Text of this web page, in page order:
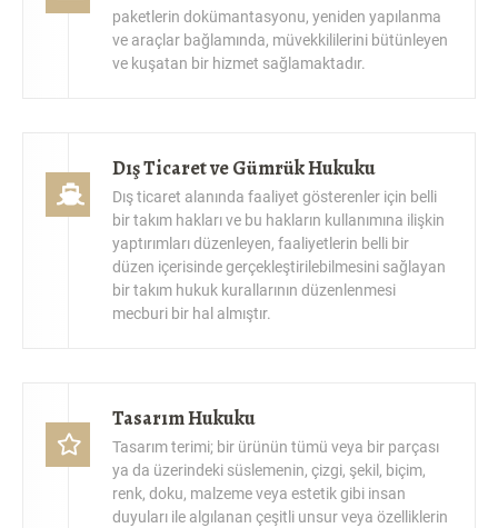
ve araçlar bağlamında, müvekkililerini bütünleyen
ve kuşatan bir hizmet sağlamaktadır.
Dış ticaret alanında faaliyet gösterenler için belli
bir takım hakları ve bu hakların kullanımına ilişkin
yaptırımları düzenleyen, faaliyetlerin belli bir
düzen içerisinde gerçekleştirilebilmesini sağlayan
bir takım hukuk kurallarının düzenlenmesi
mecburi bir hal almıştır.
Tasarım terimi; bir ürünün tümü veya bir parçası
ya da üzerindeki süslemenin, çizgi, şekil, biçim,
renk, doku, malzeme veya estetik gibi insan
duyuları ile algılanan çeşitli unsur veya özelliklerin
oluşturduğu bir bütünü ifade etmektedir.